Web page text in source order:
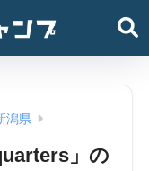
潟県
」の